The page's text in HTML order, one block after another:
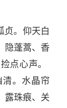
贞。仰天白
隐蓬蒿、香
点心声。
。水晶帘
露珠痕、关